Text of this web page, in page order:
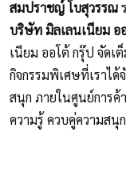
สมปราชญ์ โบสุวรรณ
บริษัท มิลเลนเนียม อ
เนียม ออโต้ กรุ๊ป จัด
กิจกรรมพิเศษที่เราไ
สนุก ภายในศูนย์การค้
ความรู้ ควบคู่ความส